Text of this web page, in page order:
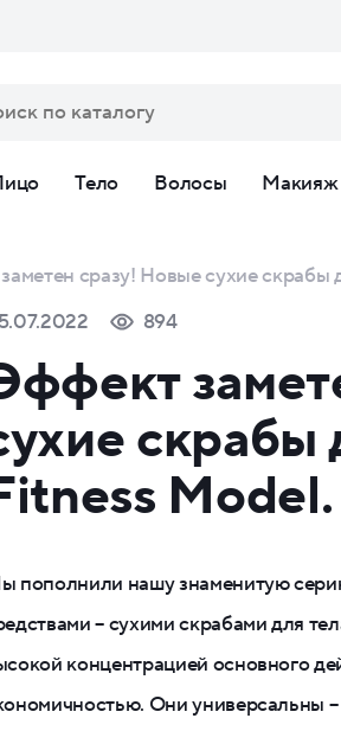
Тело Волосы Макияж
сразу! Новые сухие скрабы
894
скрабы
Model.
пополнили нашу знаменитую
– сухими скрабами для
концентрацией основного
Они универсальны